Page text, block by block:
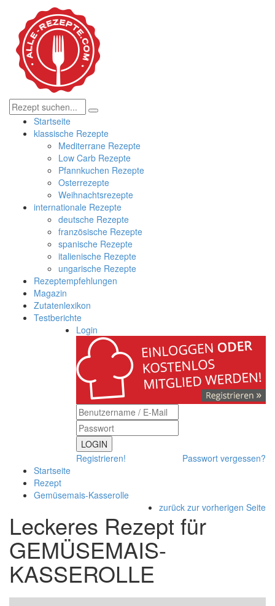
Startseite
klassische Rezepte
Mediterrane Rezepte
Low Carb Rezepte
Pfannkuchen Rezepte
Osterrezepte
Weihnachtsrezepte
internationale Rezepte
deutsche Rezepte
französische Rezepte
spanische Rezepte
italienische Rezepte
ungarische Rezepte
Rezeptempfehlungen
Magazin
Zutatenlexikon
Testberichte
Login
LOGIN
Registrieren!
Passwort vergessen?
Startseite
Rezept
Gemüsemais-Kasserolle
zurück zur vorherigen Seite
Leckeres Rezept für
GEMÜSEMAIS-
KASSEROLLE